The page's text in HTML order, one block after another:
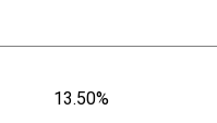
13.50%